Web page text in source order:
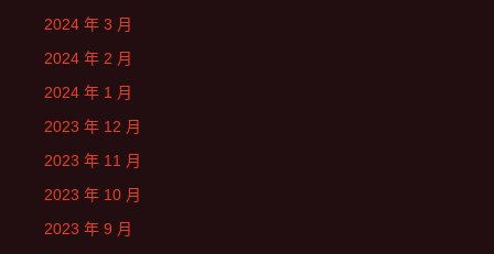
2024 年 3 月
2024 年 2 月
2024 年 1 月
2023 年 12 月
2023 年 11 月
2023 年 10 月
2023 年 9 月